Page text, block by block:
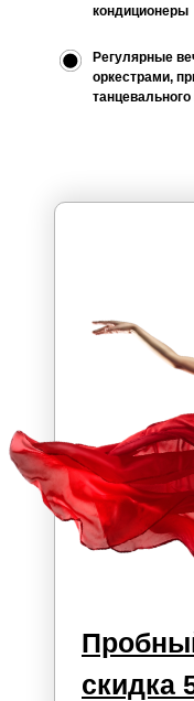
кондиционеры
Регулярные
оркестрами,
скидка